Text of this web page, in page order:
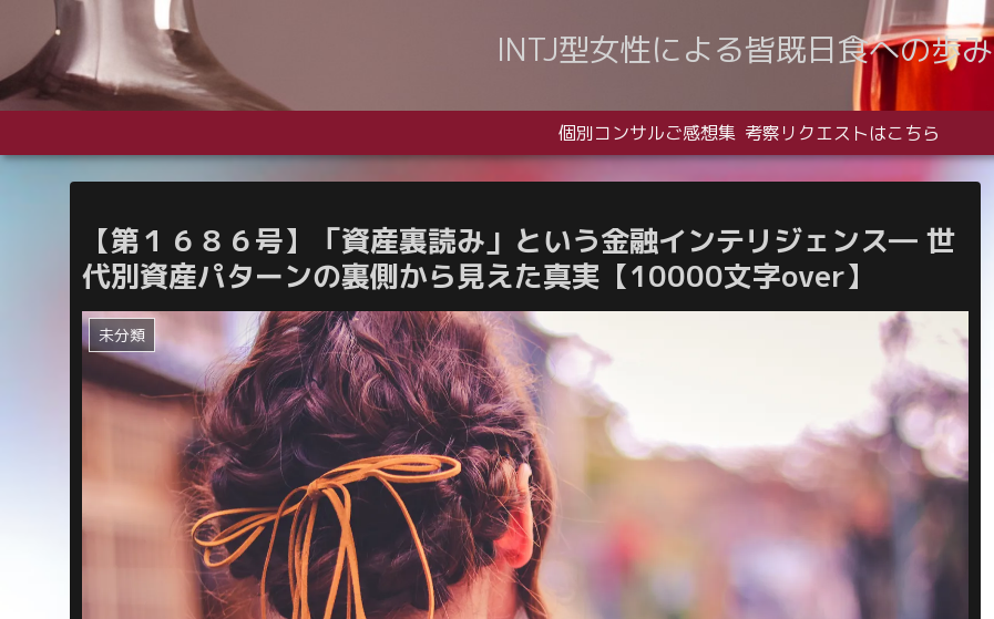
INTJ型女性による皆既日食への歩み
個別コンサルご感想集 考察リクエストはこちら
【第１６８６号】「資産裏読み」という金融インテリジェンス― 世
代別資産パターンの裏側から見えた真実【10000文字over】
未分類